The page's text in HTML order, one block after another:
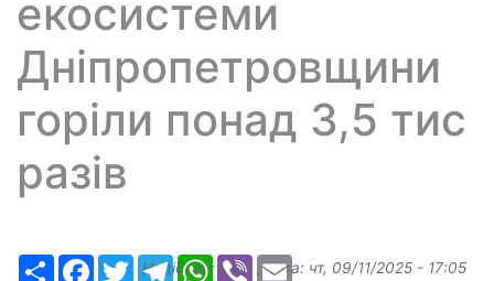
екосистеми
Дніпропетровщини
горіли понад 3,5 тис
разів
РесурсFacebook
TwitterTelegramWhatsApp
ViberEmail
Надіслав: ilona , дата: чт, 09/11/2025 - 17:05